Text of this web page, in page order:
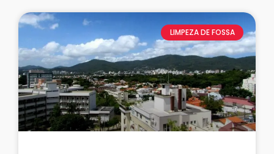
LIMPEZA DE FOSSA